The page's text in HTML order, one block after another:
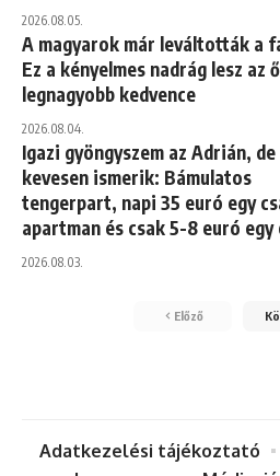
2026.08.05.
A magyarok már leváltották a
Ez a kényelmes nadrág lesz az
legnagyobb kedvence
2026.08.04.
Igazi gyöngyszem az Adrián,
kevesen ismerik: Bámulatos
tengerpart, napi 35 euró egy
apartman és csak 5-8 euró egy
2026.08.03.
Előző
Adatkezelési tájékoztató